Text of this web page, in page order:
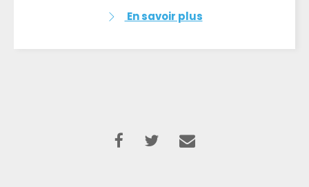
En savoir plus